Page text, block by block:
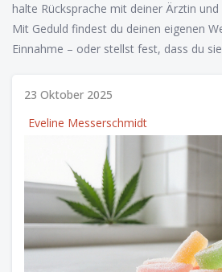
halte Rücksprache mit deiner Ärztin
Mit Geduld findest du deinen eigenen
Einnahme – oder stellst fest, dass du
23 Oktober 2025
Eveline Messerschmidt